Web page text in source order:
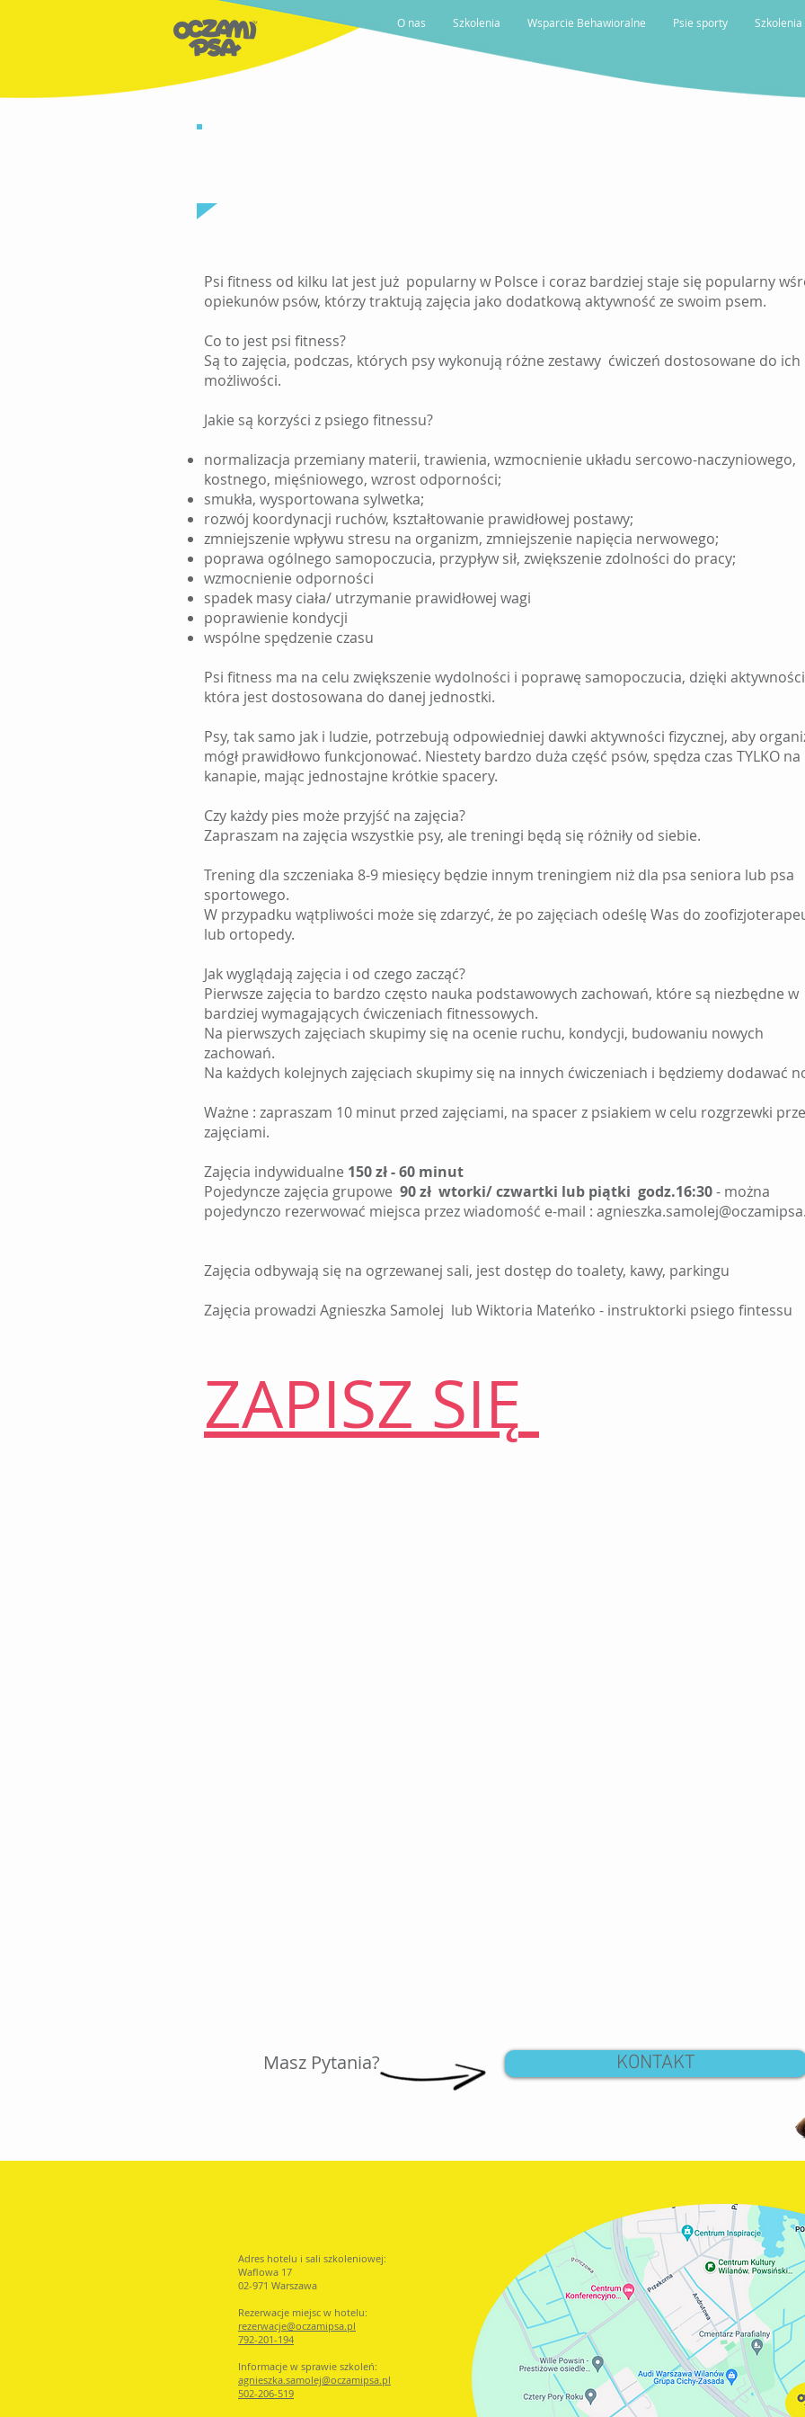
O nas Szkolenia Wsparcie Behawioralne Psie sporty Szkolenia
Psi fitness od kilku lat jest już popularny w Polsce i coraz bardziej staje się popularny
opiekunów psów, którzy traktują zajęcia jako dodatkową aktywność ze swoim psem.
Co to jest psi fitness?
Są to zajęcia, podczas, których psy wykonują różne zestawy ćwiczeń dostosowane do ich
możliwości.
Jakie są korzyści z psiego fitnessu?
normalizacja przemiany materii, trawienia, wzmocnienie układu sercowo-naczyniowego,
kostnego, mięśniowego, wzrost odporności;
smukła, wysportowana sylwetka;
rozwój koordynacji ruchów, kształtowanie prawidłowej postawy;
zmniejszenie wpływu stresu na organizm, zmniejszenie napięcia nerwowego;
poprawa ogólnego samopoczucia, przypływ sił, zwiększenie zdolności do pracy;
wzmocnienie odporności
spadek masy ciała/ utrzymanie prawidłowej wagi
poprawienie kondycji
wspólne spędzenie czasu
Psi fitness ma na celu zwiększenie wydolności i poprawę samopoczucia, dzięki
która jest dostosowana do danej jednostki.
Psy, tak samo jak i ludzie, potrzebują odpowiedniej dawki aktywności fizycznej, aby
mógł prawidłowo funkcjonować. Niestety bardzo duża część psów, spędza czas TYLKO na
kanapie, mając jednostajne krótkie spacery.
Czy każdy pies może przyjść na zajęcia?
Zapraszam na zajęcia wszystkie psy, ale treningi będą się różniły od siebie.
Trening dla szczeniaka 8-9 miesięcy będzie innym treningiem niż dla psa seniora lub psa
sportowego.
W przypadku wątpliwości może się zdarzyć, że po zajęciach odeślę Was do
lub ortopedy.
Jak wyglądają zajęcia i od czego zacząć?
Pierwsze zajęcia to bardzo często nauka podstawowych zachowań, które są niezbędne w
bardziej wymagających ćwiczeniach fitnessowych.
Na pierwszych zajęciach skupimy się na ocenie ruchu, kondycji, budowaniu nowych
zachowań.
Na każdych kolejnych zajęciach skupimy się na innych ćwiczeniach i będziemy dodawać
Ważne : zapraszam 10 minut przed zajęciami, na spacer z psiakiem w celu rozgrzewki
zajęciami.
Zajęcia indywidualne 150 zł - 60 minut
Pojedyncze zajęcia grupowe 90 zł wtorki/ czwartki lub piątki godz.16:30- można
pojedynczo rezerwować miejsca przez wiadomość e-mail :
Zajęcia odbywają się na ogrzewanej sali, jest dostęp do toalety, kawy, parkingu
Zajęcia prowadzi Agnieszka Samolej lub Wiktoria Mateńko - instruktorki psiego fintessu
ZAPISZ SIĘ
Masz Pytania? KONTAKT
Adres hotelu i sali szkoleniowej:
Waflowa 17
02-971 Warszawa
Rezerwacje miejsc w hotelu:
rezerwacje@oczamipsa.pl
792-201-194
Informacje w sprawie szkoleń:
agnieszka.samolej@oczamipsa.pl
502-206-519